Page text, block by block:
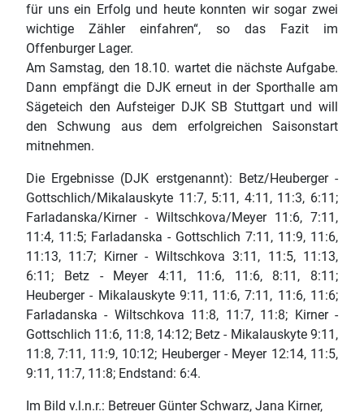
für uns ein Erfolg und heute konnten wir sogar zwei
wichtige Zähler einfahren“, so das Fazit im
Offenburger Lager.
Am Samstag, den 18.10. wartet die nächste Aufgabe.
Dann empfängt die DJK erneut in der Sporthalle am
Sägeteich den Aufsteiger DJK SB Stuttgart und will
den Schwung aus dem erfolgreichen Saisonstart
mitnehmen.
Die Ergebnisse (DJK erstgenannt): Betz/Heuberger -
Gottschlich/Mikalauskyte 11:7, 5:11, 4:11, 11:3, 6:11;
Farladanska/Kirner - Wiltschkova/Meyer 11:6, 7:11,
11:4, 11:5; Farladanska - Gottschlich 7:11, 11:9, 11:6,
11:13, 11:7; Kirner - Wiltschkova 3:11, 11:5, 11:13,
6:11; Betz - Meyer 4:11, 11:6, 11:6, 8:11, 8:11;
Heuberger - Mikalauskyte 9:11, 11:6, 7:11, 11:6, 11:6;
Farladanska - Wiltschkova 11:8, 11:7, 11:8; Kirner -
Gottschlich 11:6, 11:8, 14:12; Betz - Mikalauskyte 9:11,
11:8, 7:11, 11:9, 10:12; Heuberger - Meyer 12:14, 11:5,
9:11, 11:7, 11:8; Endstand: 6:4.
Im Bild v.l.n.r.: Betreuer Günter Schwarz, Jana Kirner,